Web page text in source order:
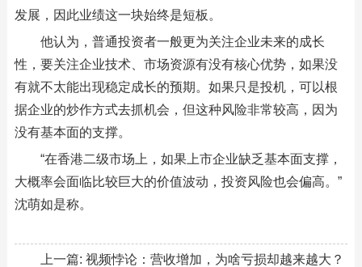
发展，因此业绩这一块始终是短板。
他认为，普通投资者一般更为关注企业未来的成长
性，要关注企业技术、市场资源有没有核心优势，如果没
有就不太能出现稳定成长的预期。如果只是投机，可以根
据企业的炒作方式去抓机会，但这种风险非常较高，因为
没有基本面的支撑。
“在香港二级市场上，如果上市企业缺乏基本面支撑，
大概率会面临比较巨大的价值波动，投资风险也会偏高。”
沈萌如是称。
上一篇: 视频悖论：营收增加，为啥亏损却越来越大？